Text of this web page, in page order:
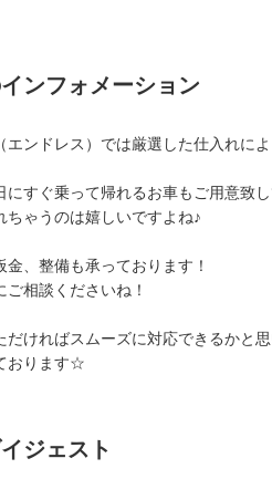
ンフォメーション
エンドレス）では厳選した仕入れに
にすぐ乗って帰れるお車もご用意致
ちゃうのは嬉しいですよね♪
、整備も承っております！
相談くださいね！
だければスムーズに対応できるかと思
おります☆
ジェスト